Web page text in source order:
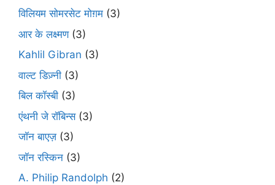
विलियम सोमरसेट मोग़म (3)
आर के लक्ष्मण(3)
Kahlil Gibran (3)
वाल्ट डिज़्नी (3)
बिल कॉस्बी (3)
एंथनी जे रॉबिन्स(3)
जॉन बाएज़ (3)
जॉन रस्किन (3)
A. Philip Randolph (2)